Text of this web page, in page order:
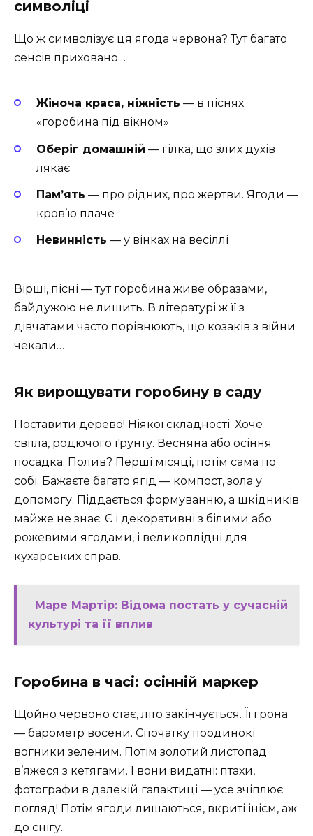
символіці
Що ж символізує ця ягода червона? Тут багато
сенсів приховано…
Жіноча краса, ніжність — в піснях
«горобина під вікном»
Оберіг домашній — гілка, що злих духів
лякає
Пам’ять — про рідних, про жертви. Ягоди —
кров’ю плаче
Невинність — у вінках на весіллі
Вірші, пісні — тут горобина живе образами,
байдужою не лишить. В літературі ж її з
дівчатами часто порівнюють, що козаків з війни
чекали…
Як вирощувати горобину в саду
Поставити дерево! Ніякої складності. Хоче
світла, родючого ґрунту. Весняна або осіння
посадка. Полив? Перші місяці, потім сама по
собі. Бажаєте багато ягід — компост, зола у
допомогу. Піддається формуванню, а шкідників
майже не знає. Є і декоративні з білими або
рожевими ягодами, і великоплідні для
кухарських справ.
Маре Мартір: Відома постать у сучасній
культурі та її вплив
Горобина в часі: осінній маркер
Щойно червоно стає, літо закінчується. Її грона
— барометр восени. Спочатку поодинокі
вогники зеленим. Потім золотий листопад
в’яжеся з кетягами. І вони видатні: птахи,
фотографи в далекій галактиці — усе зчіплює
погляд! Потім ягоди лишаються, вкриті інієм, аж
до снігу.